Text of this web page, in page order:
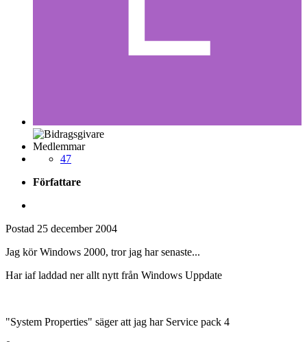
Medlemmar
47
Författare
Postad 25 december 2004
Jag kör Windows 2000, tror jag har senaste...
Har iaf laddad ner allt nytt från Windows Uppdate
"System Properties" säger att jag har Service pack 4